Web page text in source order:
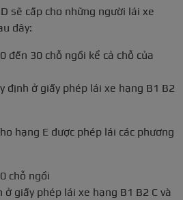
sẽ cấp cho những người lái xe
đây:
đến 30 chỗ ngồi kể cả chỗ của
định ở giấy phép lái xe hạng B1 B2
hạng E được phép lái các phương
chỗ ngồi
ở giấy phép lái xe hạng B1 B2 C và